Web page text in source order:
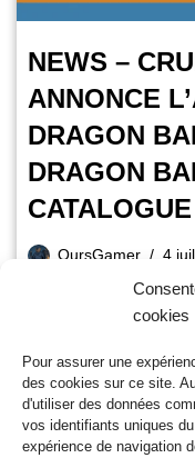
cookies
Pour assurer une
des cookies sur ce site.
d'utiliser des données
vos identifiants uniques
expérience de navigation
NEWS –
ANNONCE
DRAGON
DRAGON
CATALOGUE
OursGamer 4
ajoutés récemment ?
continuer votre